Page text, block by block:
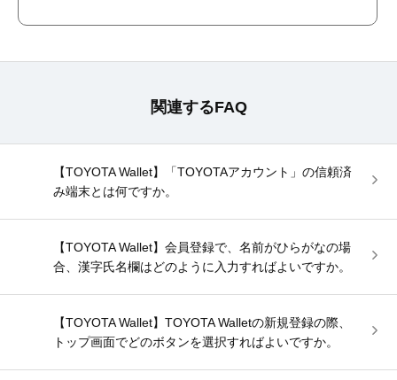
関連するFAQ
【TOYOTA Wallet】「TOYOTAアカウント」の信頼済
み端末とは何ですか。
【TOYOTA Wallet】会員登録で、名前がひらがなの場
合、漢字氏名欄はどのように入力すればよいですか。
【TOYOTA Wallet】TOYOTA Walletの新規登録の際、
トップ画面でどのボタンを選択すればよいですか。